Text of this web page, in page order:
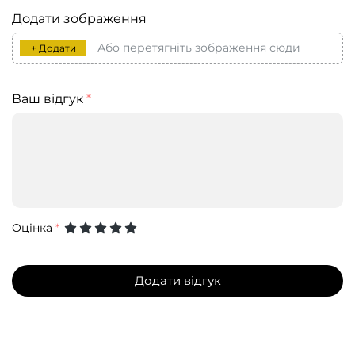
Додати зображення
+ Додати Або перетягніть зображення сюди
Ваш відгук *
Оцінка *
Додати відгук